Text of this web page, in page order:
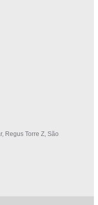
Regus Torre Z, São